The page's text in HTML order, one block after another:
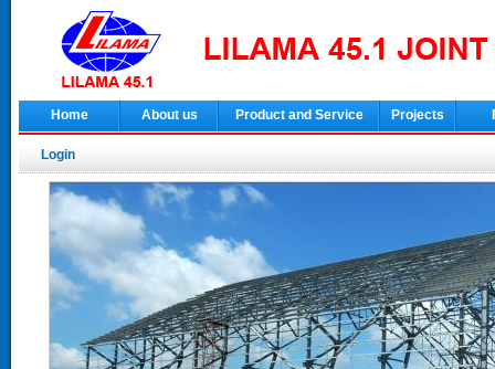
Home About us Product and Service Projects
Login